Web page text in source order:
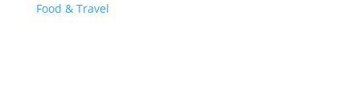
Food & Travel